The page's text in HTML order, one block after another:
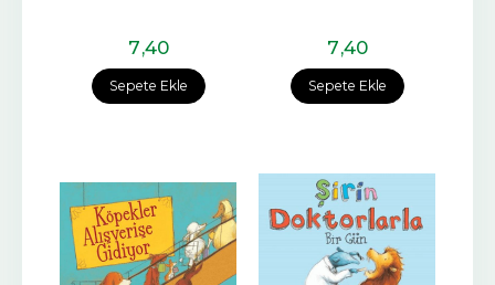
Sepete Ekle
7,40
Sepete Ekle
7,40